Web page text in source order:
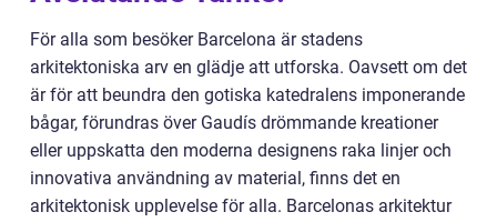
För alla som besöker Barcelona är stadens
arkitektoniska arv en glädje att utforska. Oavsett om det
är för att beundra den gotiska katedralens imponerande
bågar, förundras över Gaudís drömmande kreationer
eller uppskatta den moderna designens raka linjer och
innovativa användning av material, finns det en
arkitektonisk upplevelse för alla. Barcelonas arkitektur